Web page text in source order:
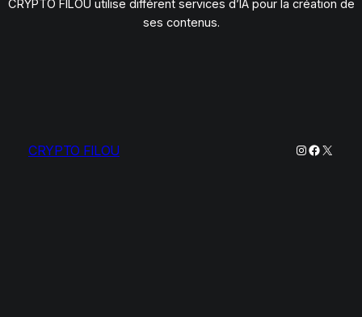
CRYPTO FILOU utilise différent services d’IA pour la création de
ses contenus.
CRYPTO FILOU Instagram
X